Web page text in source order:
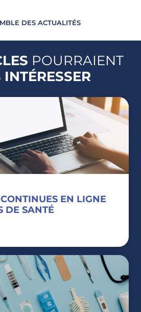
DES ACTUALITÉS
POURRAIENT
INTÉRESSER
EN LIGNE
DE SANTÉ